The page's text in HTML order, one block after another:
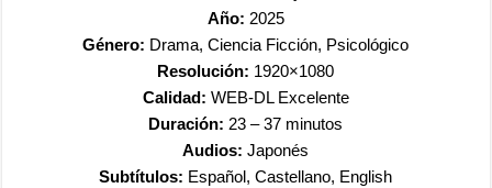
Año: 2025
Género: Drama, Ciencia Ficción, Psicológico
Resolución: 1920×1080
Calidad: WEB-DL Excelente
Duración:23 – 37 minutos
Audios: Japonés
Subtítulos: Español, Castellano, English